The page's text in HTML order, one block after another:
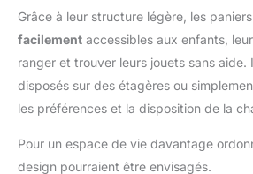
Grâce à leur structure légère, les
facilement accessibles aux enfants,
ranger et trouver leurs jouets sans aide.
disposés sur des étagères ou
les préférences et la disposition de la
Pour un espace de vie davantage
design pourraient être envisagés.